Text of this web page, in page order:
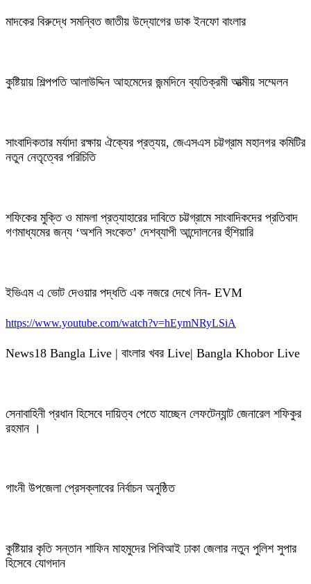
মাদকের বিরুদ্ধে সমন্বিত জাতীয় উদ্যোগের ডাক ইনফো বাংলার
কুষ্টিয়ায় শিল্পপতি আলাউদ্দিন আহমেদের জন্মদিনে ব্যতিক্রমী আত্মীয় সম্মেলন
সাংবাদিকতার মর্যাদা রক্ষায় ঐক্যের প্রত্যয়, জেএসএস চট্টগ্রাম মহানগর কমিটির
নতুন নেতৃত্বের পরিচিতি
শফিকের মুক্তি ও মামলা প্রত্যাহারের দাবিতে চট্টগ্রামে সাংবাদিকদের প্রতিবাদ
গণমাধ্যমের জন্য ‘অশনি সংকেত’ দেশব্যাপী আন্দোলনের হুঁশিয়ারি
ইভিএম এ ভোট দেওয়ার পদ্ধতি এক নজরে দেখে নিন- EVM
https://www.youtube.com/watch?v=hEymNRyLSiA
News18 Bangla Live | বাংলার খবর Live| Bangla Khobor Live
সেনাবাহিনী প্রধান হিসেবে দায়িত্ব পেতে যাচ্ছেন লেফটেন্যান্ট জেনারেল শফিকুর
রহমান ।
গাংনী উপজেলা প্রেসক্লাবের নির্বাচন অনুষ্ঠিত
কুষ্টিয়ার কৃতি সন্তান শাফিন মাহমুদের পিবিআই ঢাকা জেলার নতুন পুলিশ সুপার
হিসেবে যোগদান